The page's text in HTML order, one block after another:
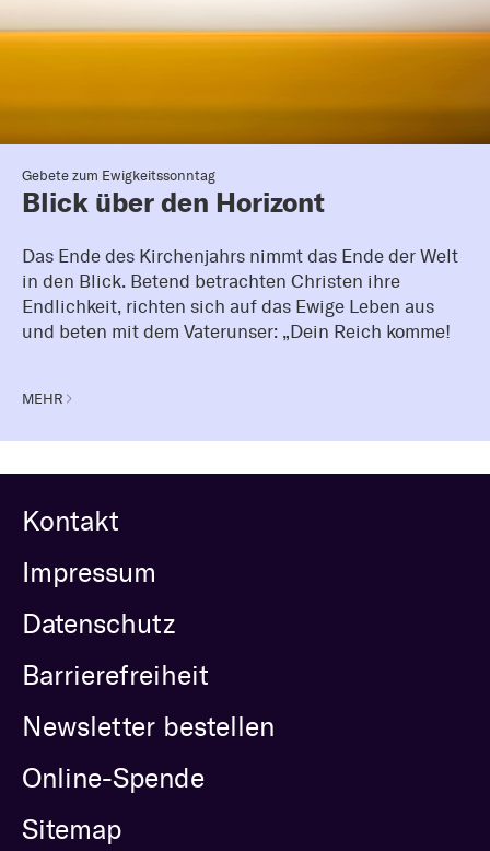
Gebete zum Ewigkeitssonntag
Blick über den Horizont
Das Ende des Kirchenjahrs nimmt das Ende der Welt
in den Blick. Betend betrachten Christen ihre
Endlichkeit, richten sich auf das Ewige Leben aus
und beten mit dem Vaterunser: „Dein Reich komme!
MEHR
Kontakt
Impressum
Datenschutz
Barrierefreiheit
Newsletter bestellen
Online-Spende
Sitemap